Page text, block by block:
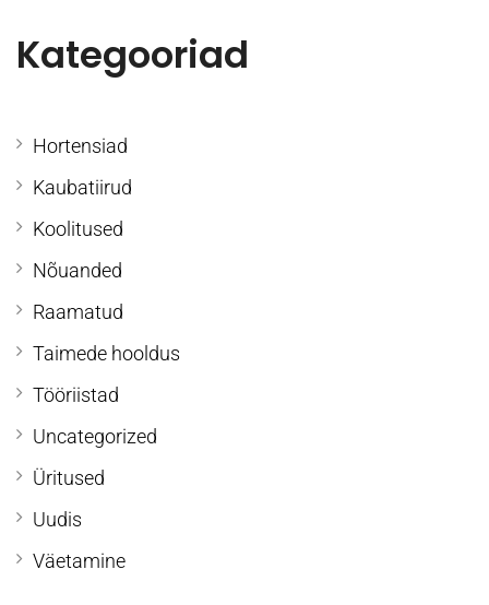
Kategooriad
Hortensiad
Kaubatiirud
Koolitused
Nõuanded
Raamatud
Taimede hooldus
Tööriistad
Uncategorized
Üritused
Uudis
Väetamine